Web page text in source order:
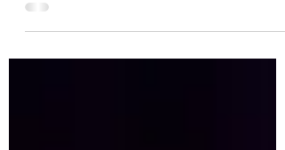
... Se si parte in famiglia ognuno...